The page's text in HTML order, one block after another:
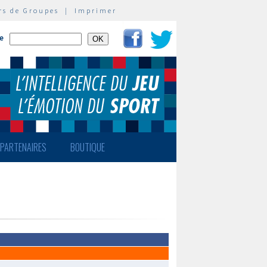
de Groupes | Imprimer
PARTENAIRES BOUTIQUE